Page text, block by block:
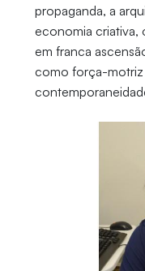
propaganda, a
economia criativa,
em franca
como força-motriz